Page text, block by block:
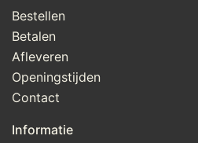
Bestellen
Betalen
Afleveren
Openingstijden
Contact
Informatie